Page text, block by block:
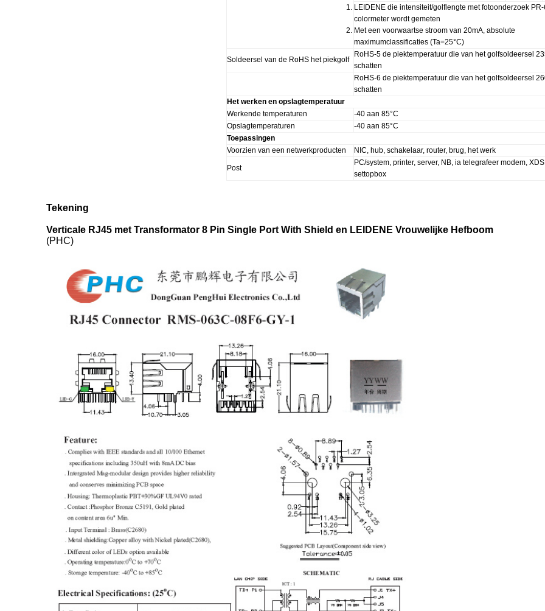
LEIDENE die intensiteit/golflengte met fotoonderzoek
colormeter wordt gemeten
Met een voorwaartse stroom van 20mA, absolute
maximumclassificaties (Ta=25°C)
Soldeersel van de RoHS het piekgolf
RoHS-5 de piektemperatuur die van het golfsoldeersel
schatten
RoHS-6 de piektemperatuur die van het golfsoldeersel
schatten
Het werken en opslagtemperatuur
Werkende temperaturen
-40 aan 85°C
Opslagtemperaturen
-40 aan 85°C
Toepassingen
Voorzien van een netwerkproducten
NIC, hub, schakelaar, router, brug, het werk
Post
PC/system, printer, server, NB, ia telegrafeer modem,
settopbox
Tekening
Verticale RJ45 met Transformator 8 Pin Single Port With Shield en LEIDENE Vrouwelijke Hefboom
(PHC)